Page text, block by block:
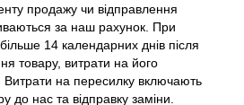
продажу чи відправлення
за наш рахунок. При
14 календарних днів після
товару, витрати на його
на пересилку включають
до нас та відправку заміни.